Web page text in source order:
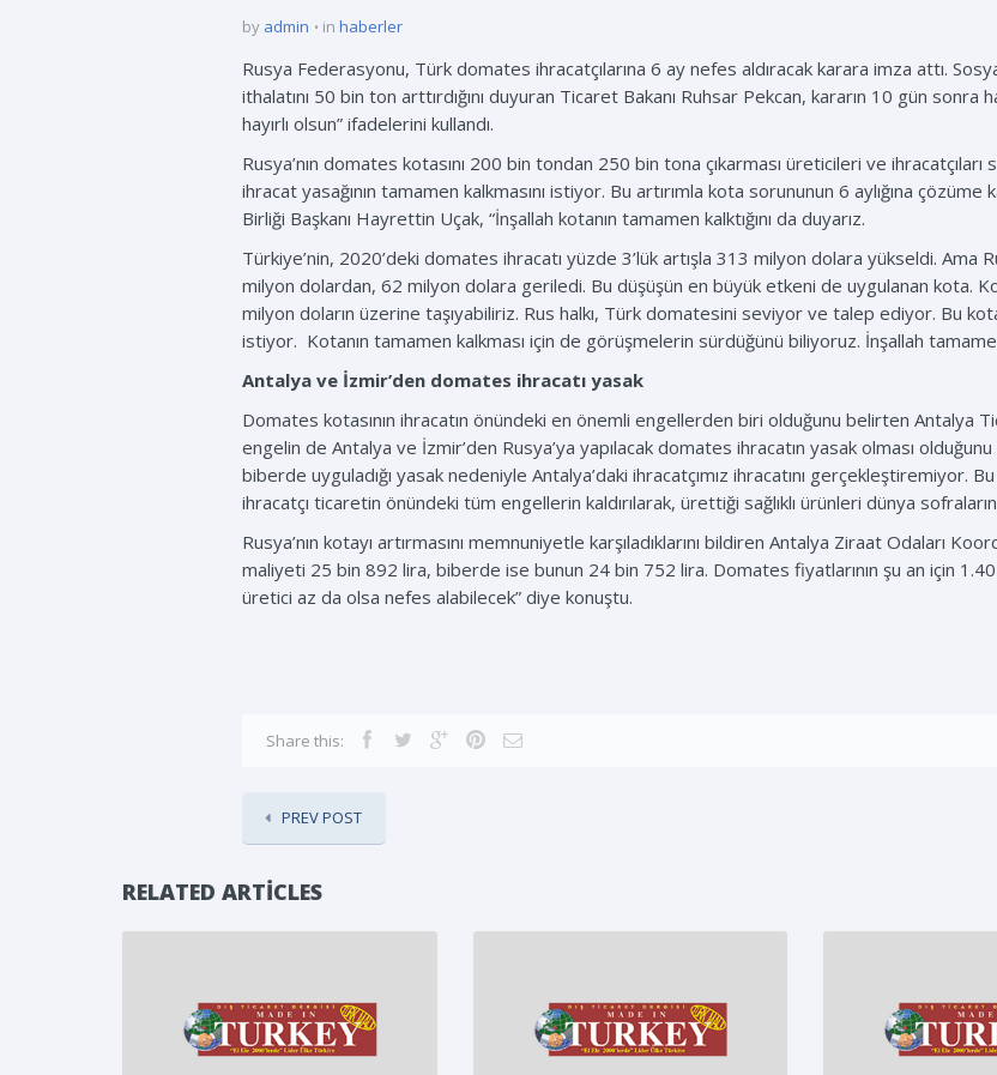
by admin in haberler
Rusya Federasyonu, Türk domates ihracatçılarına 6 ay nefes aldıracak karara imza attı.
ithalatını 50 bin ton arttırdığını duyuran Ticaret Bakanı Ruhsar Pekcan, kararın 10 gün
hayırlı olsun” ifadelerini kullandı.
Rusya’nın domates kotasını 200 bin tondan 250 bin tona çıkarması üreticileri ve
ihracat yasağının tamamen kalkmasını istiyor. Bu artırımla kota sorununun 6 aylığına
Birliği Başkanı Hayrettin Uçak, “İnşallah kotanın tamamen kalktığını da duyarız.
Türkiye’nin, 2020’deki domates ihracatı yüzde 3’lük artışla 313 milyon dolara yükseldi. Ama
milyon dolardan, 62 milyon dolara geriledi. Bu düşüşün en büyük etkeni de uygulanan kota.
milyon doların üzerine taşıyabiliriz. Rus halkı, Türk domatesini seviyor ve talep ediyor. Bu
istiyor. Kotanın tamamen kalkması için de görüşmelerin sürdüğünü biliyoruz. İnşallah tamamen
Antalya ve İzmir’den domates ihracatı yasak
Domates kotasının ihracatın önündeki en önemli engellerden biri olduğunu belirten Antalya
engelin de Antalya ve İzmir’den Rusya’ya yapılacak domates ihracatın yasak olması
biberde uyguladığı yasak nedeniyle Antalya’daki ihracatçımız ihracatını gerçekleştiremiyor.
ihracatçı ticaretin önündeki tüm engellerin kaldırılarak, ürettiği sağlıklı ürünleri dünya
Rusya’nın kotayı artırmasını memnuniyetle karşıladıklarını bildiren Antalya Ziraat Odaları
maliyeti 25 bin 892 lira, biberde ise bunun 24 bin 752 lira. Domates fiyatlarının şu an için 1.40
üretici az da olsa nefes alabilecek” diye konuştu.
Share this:
PREV POST
RELATED ARTICLES